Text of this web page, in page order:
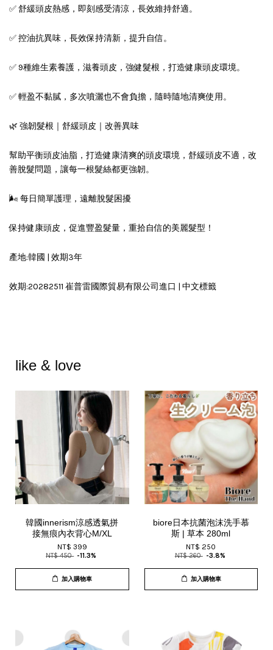
✅ 舒緩頭皮熱感，即刻感受清涼，長效維持舒適。
✅ 控油抗異味，長效保持清新，提升自信。
✅ 9種維生素養護，滋養頭皮，強健髮根，打造健康頭皮環境。
✅ 輕盈不黏膩，多次噴灑也不會負擔，隨時隨地清爽使用。
🌿 強韌髮根｜舒緩頭皮｜改善異味
幫助平衡頭皮油脂，打造健康清爽的頭皮環境，舒緩頭皮不適，改
善脫髮問題，讓每一根髮絲都更強韌。
🌬 每日簡單護理，遠離脫髮困擾
保持健康頭皮，促進豐盈髮量，重拾自信的美麗髮型！
產地:韓國 | 效期3年
效期:20282511 崔普雷國際貿易有限公司進口 | 中文標籤
like & love
韓國innerism涼感透氣拼
接無痕內衣背心M/XL
NT$ 399
NT$ 450 -11.3%
加入購物車
biore日本抗菌泡沫洗手慕
斯 | 草本 280ml
NT$ 250
NT$ 260 -3.8%
加入購物車